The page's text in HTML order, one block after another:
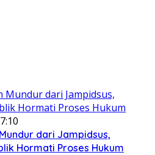
dari Jampidsus,
Hormati Proses Hukum